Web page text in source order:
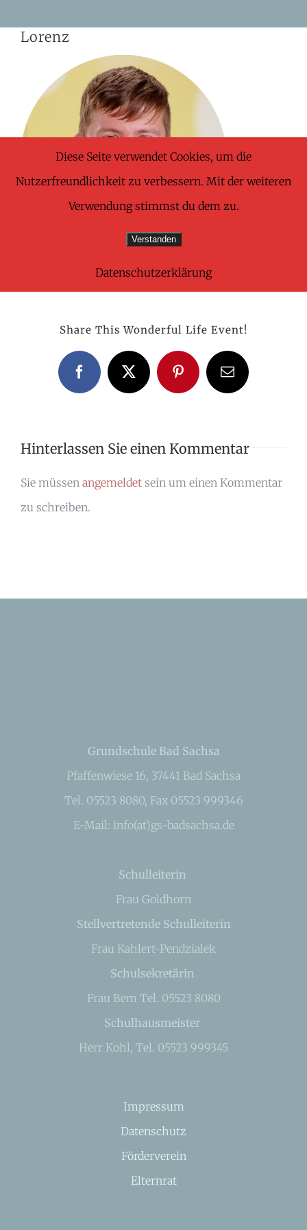
Lorenz
Share This Wonderful Life Event!
FacebookX PinterestE-
Mail
Hinterlassen Sie einen Kommentar
Sie müssen angemeldet sein um einen Kommentar
zu schreiben.
Grundschule Bad Sachsa
Pfaffenwiese 16, 37441 Bad Sachsa
Tel. 05523 8080, Fax 05523 999346
E-Mail: info(at)gs-badsachsa.de
Schulleiterin
Frau Goldhorn
Stellvertretende Schulleiterin
Frau Kahlert-Pendzialek
Schulsekretärin
Frau Bem Tel. 05523 8080
Schulhausmeister
Herr Kohl, Tel. 05523 999345
Impressum
Datenschutz
Förderverein
Elternrat
Diese Seite verwendet Cookies, um die
Nutzerfreundlichkeit zu verbessern. Mit der weiteren
Verwendung stimmst du dem zu.
Verstanden
Datenschutzerklärung